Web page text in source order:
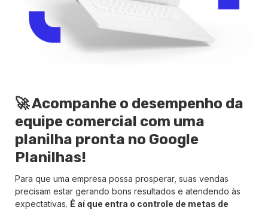
🚀 Acompanhe o desempenho da
equipe comercial com uma
planilha pronta no Google
Planilhas!
Para que uma empresa possa prosperar, suas vendas
precisam estar gerando bons resultados e atendendo às
expectativas. É aí que entra o controle de metas de